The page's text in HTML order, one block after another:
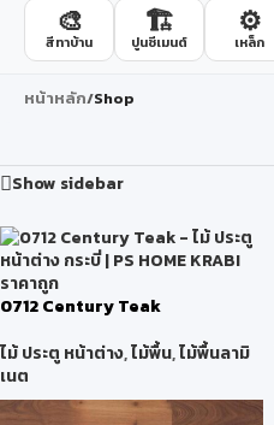
🎨
สีทาบ้าน
🏗️
ปูนซีเมนต์
⚙️
เหล็ก
หน้าหลัก/Shop
Show sidebar
0712 Century Teak
ไม้ ประตู หน้าต่าง,ไม้พื้น,ไม้พื้นลามิ
เนต